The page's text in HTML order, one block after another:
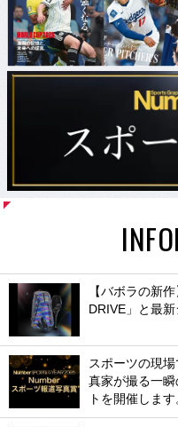
【バボラの新
DRIVE」と最
スポーツの現
真家が撮る一
トを開催しま